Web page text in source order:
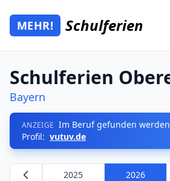
Zum Hauptinhalt springen
Mehr Schulferien
MEHR! Schulferien
Schulferien
Bayern
ANZEIGE Im Beruf gefunden
Profil: vutuv.de
2025 2026